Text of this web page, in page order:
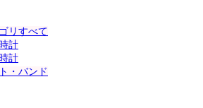
リすべて
計
計
・バンド